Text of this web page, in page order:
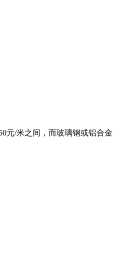
元/米之间，而玻璃钢或铝合金